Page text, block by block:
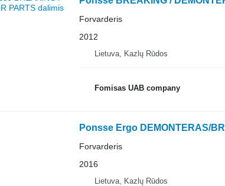
Forvarderis
2012
Lietuva, Kazlų Rūdos
Fomisas UAB company
Ponsse Ergo DEMONTERAS/
Forvarderis
2016
Lietuva, Kazlų Rūdos